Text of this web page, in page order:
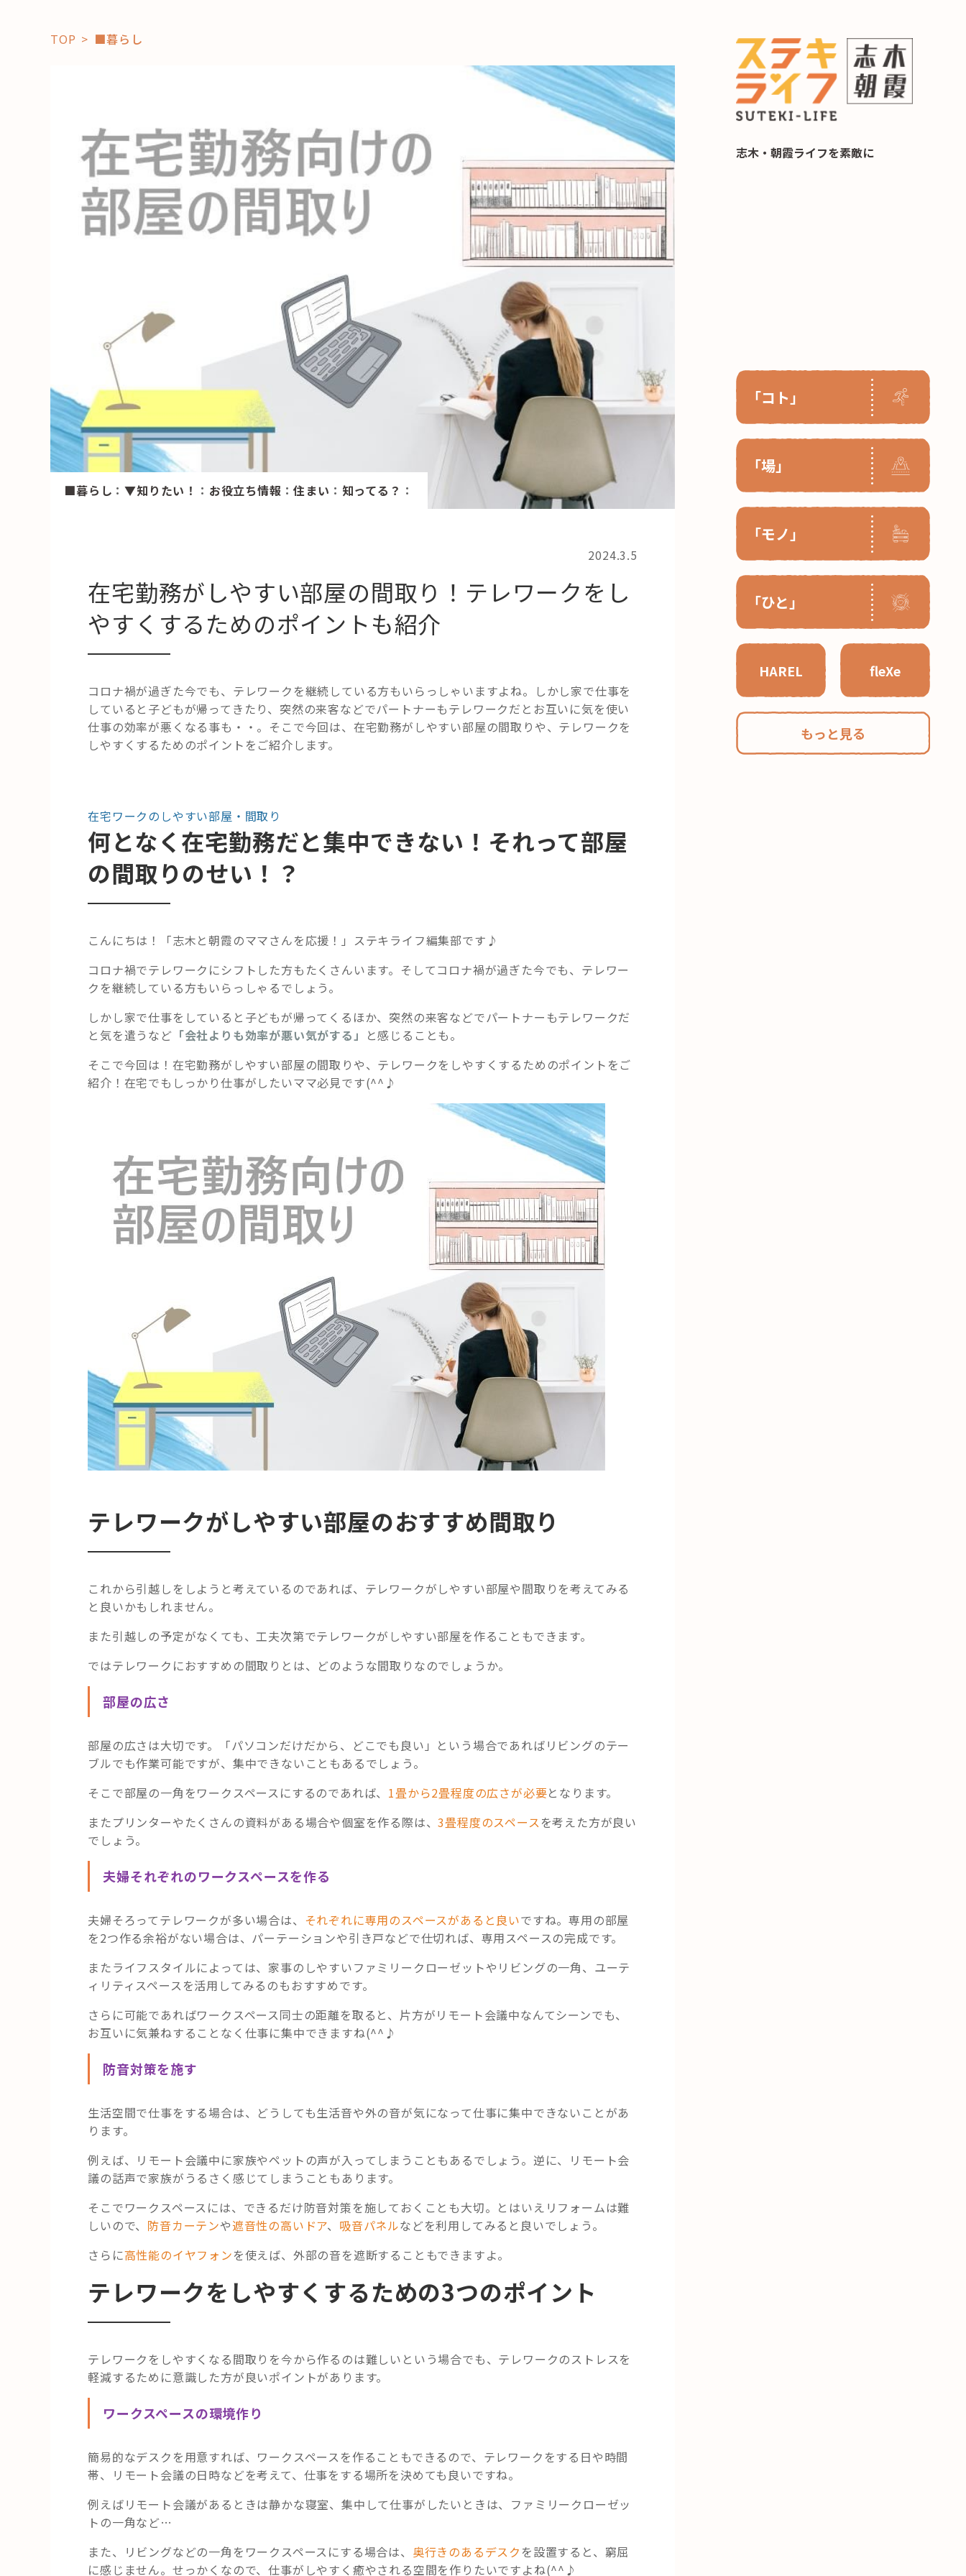
志木・朝霞ライフを素敵に
「コト」
「場」
「モノ」
「ひと」
HAREL fleXe
もっと見る
「コト」
子育て
暮らし
おすすめ
スポット
学び・教育
HAREL
HAREL
活用事例
「モノ」
fleXe リノベ事例
「ひと」
これからの暮らし 住み替え相談
記事検索
TOP ■暮らし
■暮らし ：▼知りたい！ ： お役立ち情報 ：住まい ： 知ってる？ ：
2024.3.5
在宅勤務がしやすい部屋の間取り！テレワークをし
やすくするためのポイントも紹介
コロナ禍が過ぎた今でも、テレワークを継続している方もいらっしゃいますよね。しかし家で仕事を
していると子どもが帰ってきたり、突然の来客などでパートナーもテレワークだとお互いに気を使い
仕事の効率が悪くなる事も・・。そこで今回は、在宅勤務がしやすい部屋の間取りや、テレワークを
しやすくするためのポイントをご紹介します。
在宅ワークのしやすい部屋・間取り
何となく在宅勤務だと集中できない！それって部屋
の間取りのせい！？
こんにちは！「志木と朝霞のママさんを応援！」ステキライフ編集部です♪
コロナ禍でテレワークにシフトした方もたくさんいます。そしてコロナ禍が過ぎた今でも、テレワー
クを継続している方もいらっしゃるでしょう。
しかし家で仕事をしていると子どもが帰ってくるほか、突然の来客などでパートナーもテレワークだ
と気を遣うなど 「会社よりも効率が悪い気がする」 と感じることも。
そこで今回は！在宅勤務がしやすい部屋の間取りや、テレワークをしやすくするためのポイントをご
紹介！在宅でもしっかり仕事がしたいママ必見です(^^♪
テレワークがしやすい部屋のおすすめ間取り
これから引越しをしようと考えているのであれば、テレワークがしやすい部屋や間取りを考えてみる
と良いかもしれません。
また引越しの予定がなくても、工夫次第でテレワークがしやすい部屋を作ることもできます。
ではテレワークにおすすめの間取りとは、どのような間取りなのでしょうか。
部屋の広さ
部屋の広さは大切です。「パソコンだけだから、どこでも良い」という場合であればリビングのテー
ブルでも作業可能ですが、集中できないこともあるでしょう。
そこで部屋の一角をワークスペースにするのであれば、 1畳から2畳程度の広さが必要となります。
またプリンターやたくさんの資料がある場合や個室を作る際は、3畳程度のスペースを考えた方が良い
でしょう。
夫婦それぞれのワークスペースを作る
夫婦そろってテレワークが多い場合は、 それぞれに専用のスペースがあると良いですね。専用の部屋
を2つ作る余裕がない場合は、パーテーションや引き戸などで仕切れば、専用スペースの完成です。
またライフスタイルによっては、家事のしやすいファミリークローゼットやリビングの一角、ユーテ
ィリティスペースを活用してみるのもおすすめです。
さらに可能であればワークスペース同士の距離を取ると、片方がリモート会議中なんてシーンでも、
お互いに気兼ねすることなく仕事に集中できますね(^^♪
防音対策を施す
生活空間で仕事をする場合は、どうしても生活音や外の音が気になって仕事に集中できないことがあ
ります。
例えば、リモート会議中に家族やペットの声が入ってしまうこともあるでしょう。逆に、リモート会
議の話声で家族がうるさく感じてしまうこともあります。
そこでワークスペースには、できるだけ防音対策を施しておくことも大切。とはいえリフォームは難
しいので、 防音カーテンや遮音性の高いドア、 吸音パネルなどを利用してみると良いでしょう。
さらに高性能のイヤフォンを使えば、外部の音を遮断することもできますよ。
テレワークをしやすくするための3つのポイント
テレワークをしやすくなる間取りを今から作るのは難しいという場合でも、テレワークのストレスを
軽減するために意識した方が良いポイントがあります。
ワークスペースの環境作り
簡易的なデスクを用意すれば、ワークスペースを作ることもできるので、テレワークをする日や時間
帯、リモート会議の日時などを考えて、仕事をする場所を決めても良いですね。
例えばリモート会議があるときは静かな寝室、集中して仕事がしたいときは、ファミリークローゼッ
トの一角など…
また、リビングなどの一角をワークスペースにする場合は、 奥行きのあるデスク を設置すると、窮屈
に感じません。せっかくなので、仕事がしやすく癒やされる空間を作りたいですよね(^^♪